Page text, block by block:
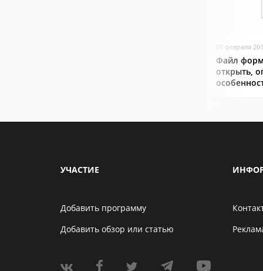
05 февраля
Файл
открыть,
УЧАСТИЕ
Добавить программу
Добавить обзор или статью